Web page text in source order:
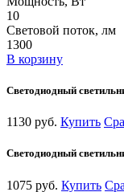
10
Световой поток, лм
1300
В корзину
Светодиодный
1130 руб. Купить
Светодиодный
1075 руб. Купить